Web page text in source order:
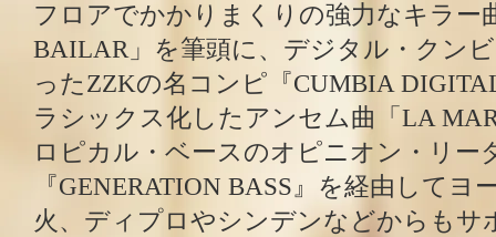
フロアでかかりまくりの強力なキラー
BAILAR」を筆頭に、デジタル・クン
ったZZKの名コンピ『CUMBIA
ラシックス化したアンセム曲「LA
ロピカル・ベースのオピニオン・リー
『GENERATION BASS』を経由してヨ
火、ディプロやシンデンなどからもサ